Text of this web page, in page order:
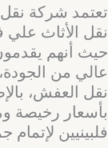
تعتمد شركة
نقل الأثاث علي
حيث أنهم
عالي من
نقل العفش،
بأسعار رخيصة
فلبينيين